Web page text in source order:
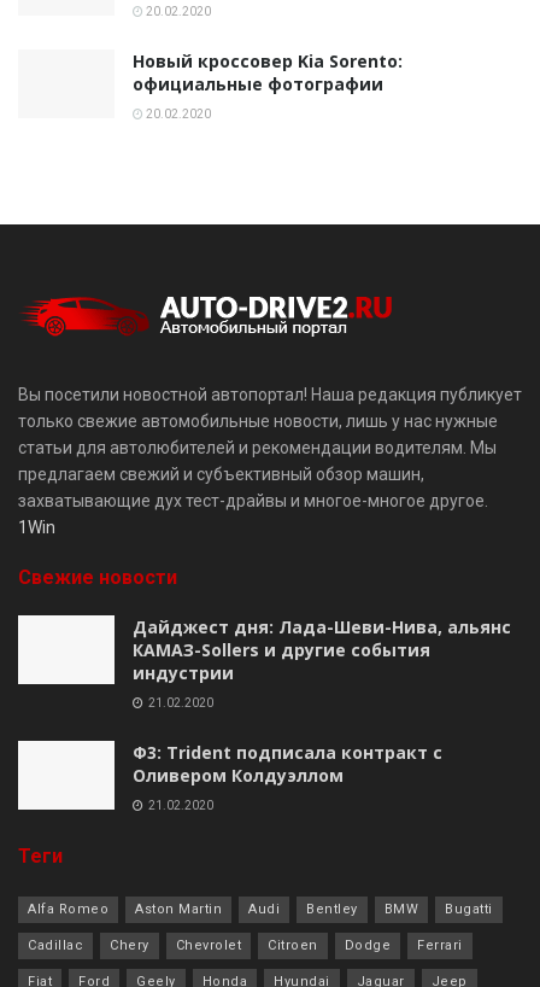
20.02.2020
Новый кроссовер Kia Sorento:
официальные фотографии
20.02.2020
Вы посетили новостной автопортал! Наша редакция публикует
только свежие автомобильные новости, лишь у нас нужные
статьи для автолюбителей и рекомендации водителям. Мы
предлагаем свежий и субъективный обзор машин,
захватывающие дух тест-драйвы и многое-многое другое.
1Win
Свежие новости
Дайджест дня: Лада-Шеви-Нива, альянс
КАМАЗ-Sollers и другие события
индустрии
21.02.2020
Ф3: Trident подписала контракт с
Оливером Колдуэллом
21.02.2020
Теги
Alfa Romeo Aston Martin Audi Bentley BMW Bugatti
Cadillac Chery Chevrolet Citroen Dodge Ferrari
Fiat Ford Geely Honda Hyundai Jaguar Jeep